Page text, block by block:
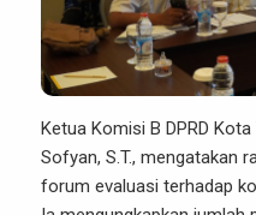
Ketua Komisi B DPRD
Sofyan, S.T., mengatakan
forum evaluasi terhadap